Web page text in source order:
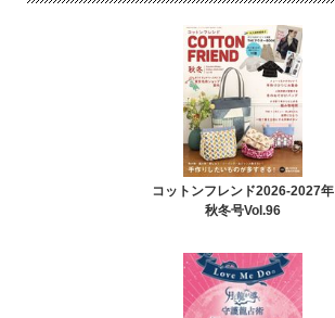
コットンフレンド2026-2027年
秋冬号Vol.96